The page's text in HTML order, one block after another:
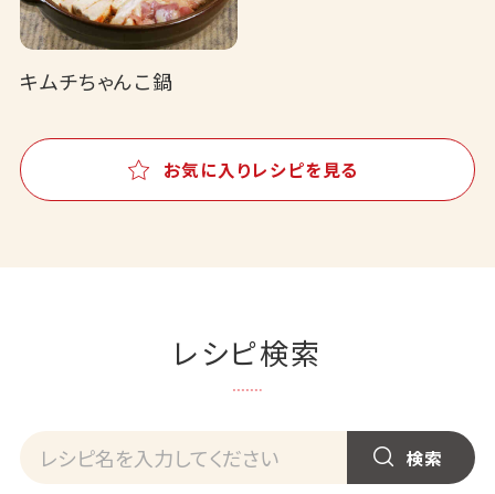
キムチちゃんこ鍋
お気に入りレシピを見る
レシピ検索